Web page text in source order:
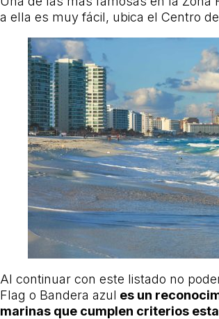
a ella es muy fácil, ubica el Centro
Al continuar con este listado no
Flag o Bandera azul es un
marinas que cumplen criterios